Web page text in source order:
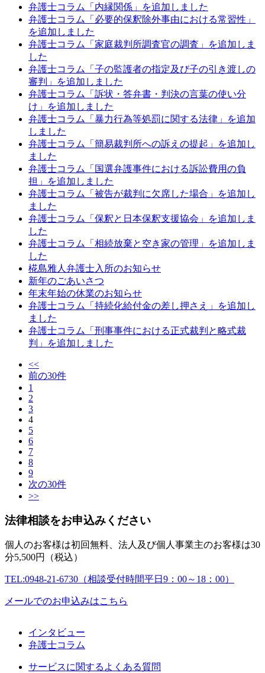
弁護士コラム「内縁関係」を追加しました
弁護士コラム「必要的保釈除外事由における常習性」
を追加しました
弁護士コラム「家庭裁判所調査官の調査」を追加しま
した
弁護士コラム「子の監護者の指定及び子の引き渡しの
審判」を追加しました
弁護士コラム「訴状・答弁書・判決の言葉の使い分
け」を追加しました
弁護士コラム「暴力行為等処罰に関する法律」を追加
しました
弁護士コラム「簡易裁判所への訴えの提起」を追加し
ました
弁護士コラム「国選弁護事件における訴訟費用の負
担」を追加しました
弁護士コラム「被告が裁判に欠席した場合」を追加し
ました
弁護士コラム「保釈と日本保釈支援協会」を追加しま
した
弁護士コラム「相続放棄と空き家の管理」を追加しま
した
椛島雅人弁護士入所のお知らせ
新年のごあいさつ
年末年始の休業のお知らせ
弁護士コラム「持続化給付金の差し押さえ」を追加し
ました
弁護士コラム「刑事事件における正式裁判と略式裁
判」を追加しました
<<
前の30件
1
2
3
4
5
6
7
8
9
次の30件
>>
法律相談をお申込みください
個人のお客様は初回無料、法人及び個人事業主のお客様は30
分5,500円（税込）
TEL:0948-21-6730（相談受付時間平日9：00～18：00）
メールでのお申込みはこちら
インタビュー
弁護士コラム
サービスに関するよくある質問